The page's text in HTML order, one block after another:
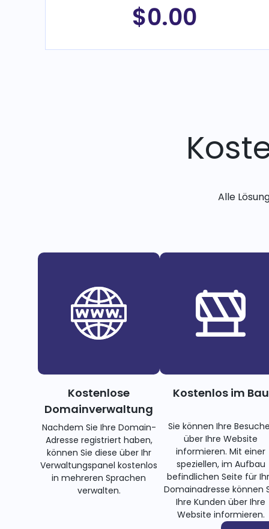
$0.00
Alle
Kostenlose
Domainverwaltung
Nachdem Sie Ihre Domain-
Adresse registriert haben,
können Sie diese über Ihr
Verwaltungspanel kostenlos
in mehreren Sprachen
verwalten.
Kostenlos im Bau
Sie können Ihre
über Ihre Website
informieren. Mit einer
speziellen, im Aufbau
befindlichen Seite für
Domainadresse können
Ihre Kunden über Ihre
Website informieren.